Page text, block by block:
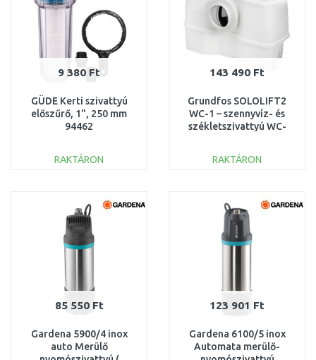
9 380 Ft
GÜDE Kerti szivattyú
előszűrő, 1", 250 mm
94462
RAKTÁRON
Összehasonlítás
143 490 Ft
Grundfos SOLOLIFT2
WC-1 – szennyvíz- és
székletszivattyú WC-
97775314
RAKTÁRON
Összehasonlítás
85 550 Ft
Gardena 5900/4 inox
auto Merülő
123 901 Ft
Gardena 6100/5 inox
Automata merülő-